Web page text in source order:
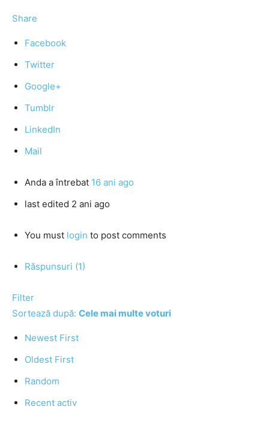
Share
Facebook
Twitter
Google+
Tumblr
LinkedIn
Mail
Anda a întrebat 16 ani ago
last edited 2 ani ago
You must login to post comments
Răspunsuri (1)
Filter
Sortează după: Cele mai multe voturi
Newest First
Oldest First
Random
Recent activ